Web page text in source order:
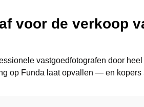
voor de verkoop
vastgoedfotografen door
op Funda laat opvallen — en kopers